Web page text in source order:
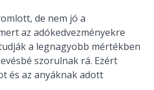
de nem jó a
az adókedvezményekre
a legnagyobb mértékben
szorulnak rá. Ezért
és az anyáknak adott